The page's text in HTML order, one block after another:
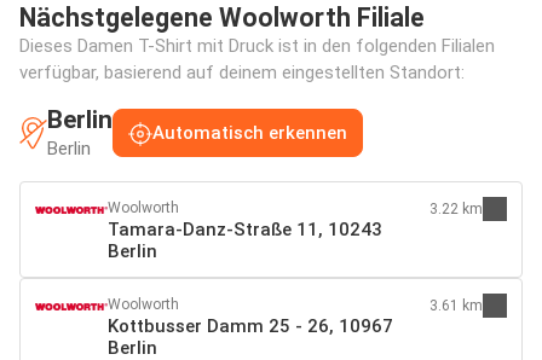
Nächstgelegene Woolworth Filiale
Dieses Damen T-Shirt mit Druck ist in den folgenden Filialen
verfügbar, basierend auf deinem eingestellten Standort:
Berlin
Berlin
Automatisch erkennen
Woolworth
Tamara-Danz-Straße 11, 10243
Berlin
3.22 km
Woolworth
Kottbusser Damm 25 - 26, 10967
Berlin
3.61 km